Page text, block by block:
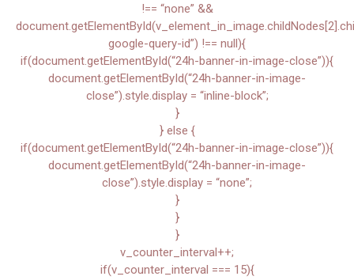
!== “none” &&
google-query-id”) !== null){
if(document.getElementById(“24h-banner-in-image-close”)){
document.getElementById(“24h-banner-in-image-
close”).style.display = “inline-block”;
}
} else {
if(document.getElementById(“24h-banner-in-image-close”)){
document.getElementById(“24h-banner-in-image-
close”).style.display = “none”;
}
}
}
v_counter_interval++;
if(v_counter_interval === 15){